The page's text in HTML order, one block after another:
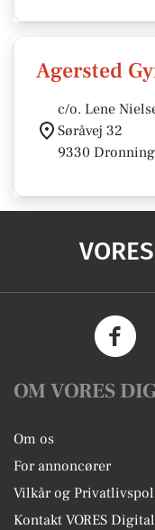
Agersted
c/o. Lene
Søråvej 32
9330
VORES
OM VORES
Om os
For annoncører
Vilkår og
Kontakt VORES Digital